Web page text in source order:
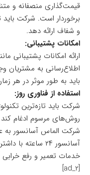
قیمت‌گذاری منصفانه و
برخوردار است. شرکت باید
و شفاف ارائه دهد.
امکانات پشتیبانی:
ارائه امکانات پشتیبانی
اطلاع‌رسانی به مشتریان
باید به طور موثر در هر
استفاده از فناوری روز:
شرکت باید تازه‌ترین
روش‌های مرسوم ادغام کند
شرکت الماس آسانسور
آسانسور ۲۴
خدمات تعمیر و رفع
[ad_2]